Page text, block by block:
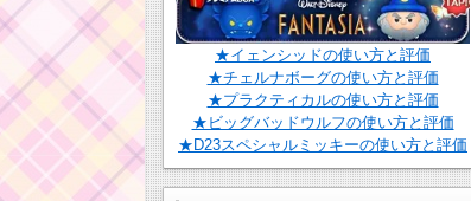
★イェンシッドの使い方と評価
★チェルナボーグの使い方と評価
★プラクティカルの使い方と評価
★ビッグバッドウルフの使い方と評価
★D23スペシャルミッキーの使い方と評価